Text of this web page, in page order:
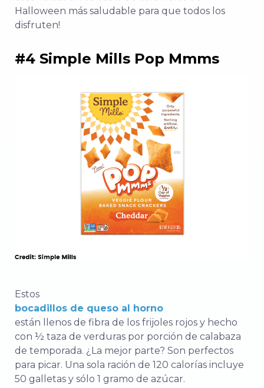
Halloween más saludable para que todos los
disfruten!
#4 Simple Mills Pop Mmms
Estos
bocadillos de queso al horno
están llenos de fibra de los frijoles rojos y hecho
con ½ taza de verduras por porción de calabaza
de temporada. ¿La mejor parte? Son perfectos
para picar. Una sola ración de 120 calorías incluye
50 galletas y sólo 1 gramo de azúcar.